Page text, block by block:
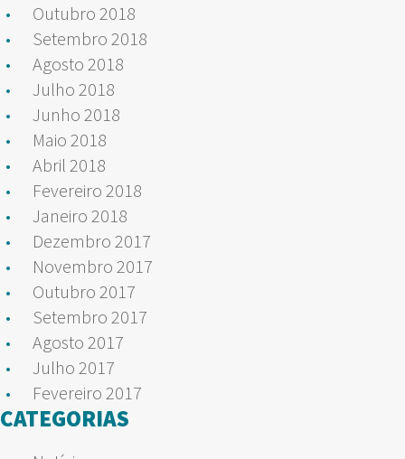
Outubro 2018
Setembro 2018
Agosto 2018
Julho 2018
Junho 2018
Maio 2018
Abril 2018
Fevereiro 2018
Janeiro 2018
Dezembro 2017
Novembro 2017
Outubro 2017
Setembro 2017
Agosto 2017
Julho 2017
Fevereiro 2017
CATEGORIAS